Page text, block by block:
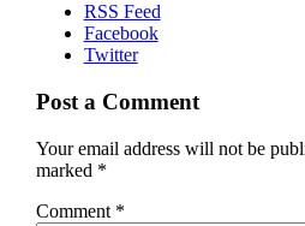
RSS Feed
Facebook
Twitter
Post a Comment
Your email address will not be
marked *
Comment *